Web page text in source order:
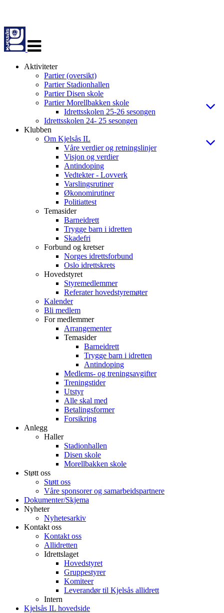
navigasjon
Aktiviteter
Partier (oversikt)
Partier Stadionhallen
Partier Disen skole
Partier Morellbakken skole
Idrettsskolen 25-26 sesongen
Idrettsskolen 24- 25 sesongen
Klubben
Om Kjelsås IL
Våre verdier og retningslinjer
Visjon og verdier
Antindoping
Vedtekter - Lovverk
Varslingsrutiner
Økonomirutiner
Politiattest
Temasider
Barneidrett
Trygge barn i idretten
Skadefri
Forbund og kretser
Norges idrettsforbund
Oslo idrettskrets
Hovedstyret
Styremedlemmer
Referater hovedstyremøter
Kalender
Bli medlem
For medlemmer
Arrangementer
Temasider
Barneidrett
Trygge barn i idretten
Antindoping
Medlems- og treningsavgifter
Treningstider
Utstyr
Alle skal med
Betalingsformer
Forsikring
Anlegg
Haller
Stadionhallen
Disen skole
Morellbakken skole
Støtt oss
Støtt oss
Våre sponsorer og samarbeidspartnere
Dokumenter/Skjema
Nyheter
Nyhetesarkiv
Kontakt oss
Kontakt oss
Allidretten
Idrettslaget
Hovedstyret
Gruppestyrer
Komiteer
Leverandør til Kjelsås allidrett
Intern
Kjelsås IL hovedside